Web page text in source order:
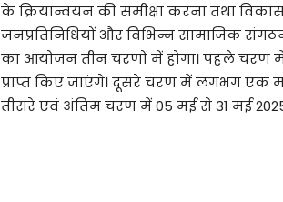
के क्रियान्वयन की समीक्षा करना तथा
जनप्रतिनिधियों और विभिन्न सामाजिक
का आयोजन तीन चरणों में होगा। पहले चरण
प्राप्त किए जाएंगे। दूसरे चरण में लगभग एक
तीसरे एवं अंतिम चरण में 05 मई से 31 मई